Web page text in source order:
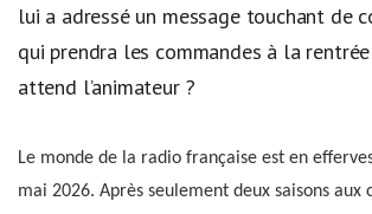
lui a adressé un message touchant de
qui prendra les commandes à la
attend l’animateur ?
Le monde de la radio française est en
mai 2026. Après seulement deux saisons aux